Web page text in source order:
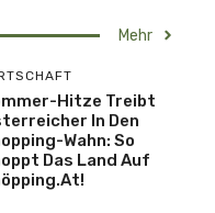
Mehr
Hitze Treibt
In Den
Wahn: So
Das Land Auf